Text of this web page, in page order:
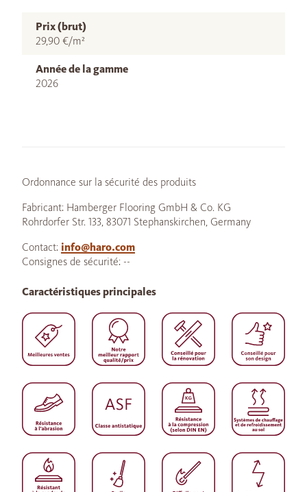
Prix (brut)
29,90 €/m²
Année de la gamme
2026
Ordonnance sur la sécurité des produits
Fabricant: Hamberger Flooring GmbH & Co. KG
Rohrdorfer Str. 133, 83071 Stephanskirchen, Germany
Contact: info@haro.com
Consignes de sécurité: --
Caractéristiques principales